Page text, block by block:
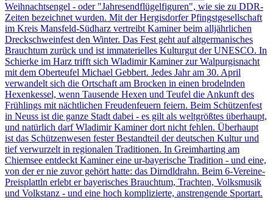
Weihnachtsengel - oder "Jahresendflügelfiguren", wie sie zu DDR-
Zeiten bezeichnet wurden. Mit der Hergisdorfer Pfingstgesellschaft
im Kreis Mansfeld-Südharz vertreibt Kaminer beim alljährlichen
Dreckschweinfest den Winter. Das Fest geht auf altgermanisches
Brauchtum zurück und ist immaterielles Kulturgut der UNESCO. In
Schierke im Harz trifft sich Wladimir Kaminer zur Walpurgisnacht
mit dem Oberteufel Michael Gebbert. Jedes Jahr am 30. April
verwandelt sich die Ortschaft am Brocken in einen brodelnden
Hexenkessel, wenn Tausende Hexen und Teufel die Ankunft des
Frühlings mit nächtlichen Freudenfeuern feiern. Beim Schützenfest
in Neuss ist die ganze Stadt dabei - es gilt als weltgrößtes überhaupt,
und natürlich darf Wladimir Kaminer dort nicht fehlen. Überhaupt
ist das Schützenwesen fester Bestandteil der deutschen Kultur und
tief verwurzelt in regionalen Traditionen. In Greimharting am
Chiemsee entdeckt Kaminer eine ur-bayerische Tradition - und eine,
von der er nie zuvor gehört hatte: das Dirndldrahn. Beim 6-Vereine-
Preisplattln erlebt er bayerisches Brauchtum, Trachten, Volksmusik
und Volkstanz - und eine hoch komplizierte, anstrengende Sportart.